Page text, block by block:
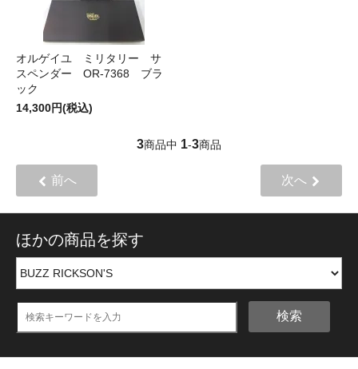
オルゲイユ ミリタリー サ
スペンダー OR-7368 ブラ
ック
14,300円(税込)
3商品中 1-3商品
前へ 次へ
ほかの商品を探す
検索